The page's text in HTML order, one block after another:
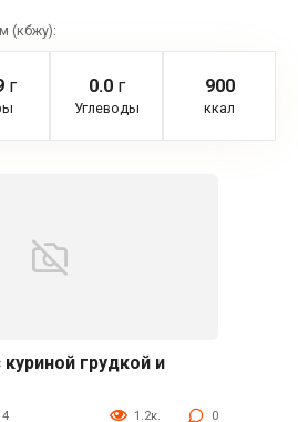
(кбжу):
г 0.0г
Углеводы
900
ккал
грудкой и
4 1.2к. 0